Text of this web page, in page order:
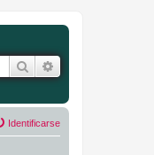
Buscar
Identificarse